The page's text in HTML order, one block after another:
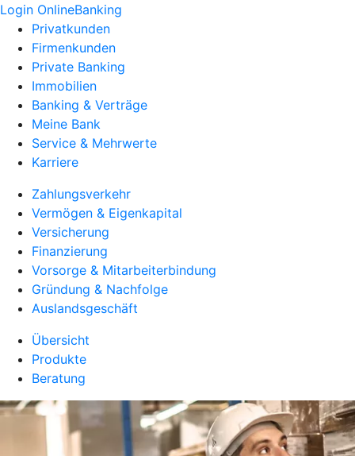
Login OnlineBanking
Privatkunden
Firmenkunden
Private Banking
Immobilien
Banking & Verträge
Meine Bank
Service & Mehrwerte
Karriere
Zahlungsverkehr
Vermögen & Eigenkapital
Versicherung
Finanzierung
Vorsorge & Mitarbeiterbindung
Gründung & Nachfolge
Auslandsgeschäft
Übersicht
Produkte
Beratung